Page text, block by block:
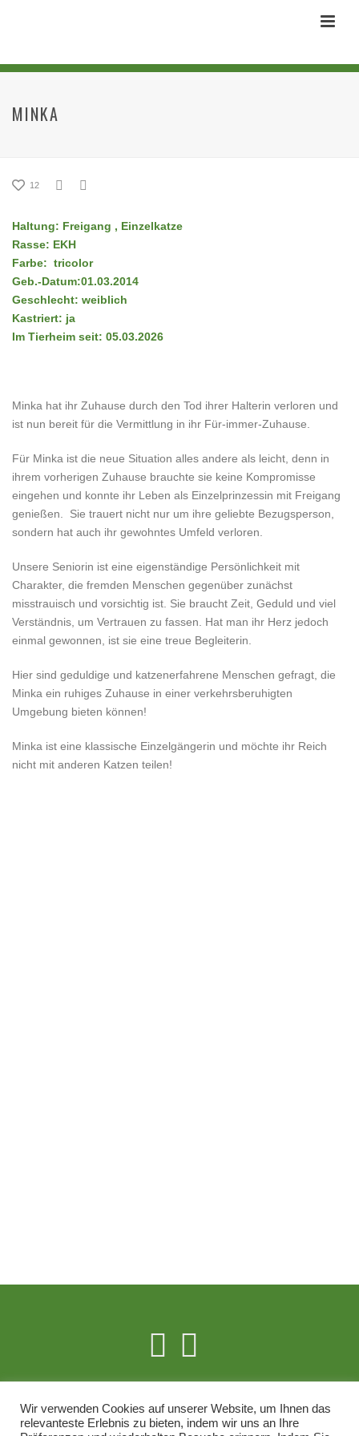
MINKA
12
Haltung: Freigang , Einzelkatze
Rasse: EKH
Farbe: tricolor
Geb.-Datum:01.03.2014
Geschlecht: weiblich
Kastriert: ja
Im Tierheim seit: 05.03.2026
Minka hat ihr Zuhause durch den Tod ihrer Halterin verloren und
ist nun bereit für die Vermittlung in ihr Für-immer-Zuhause.
Für Minka ist die neue Situation alles andere als leicht, denn in
ihrem vorherigen Zuhause brauchte sie keine Kompromisse
eingehen und konnte ihr Leben als Einzelprinzessin mit Freigang
genießen. Sie trauert nicht nur um ihre geliebte Bezugsperson,
sondern hat auch ihr gewohntes Umfeld verloren.
Unsere Seniorin ist eine eigenständige Persönlichkeit mit
Charakter, die fremden Menschen gegenüber zunächst
misstrauisch und vorsichtig ist. Sie braucht Zeit, Geduld und viel
Verständnis, um Vertrauen zu fassen. Hat man ihr Herz jedoch
einmal gewonnen, ist sie eine treue Begleiterin.
Hier sind geduldige und katzenerfahrene Menschen gefragt, die
Minka ein ruhiges Zuhause in einer verkehrsberuhigten
Umgebung bieten können!
Minka ist eine klassische Einzelgängerin und möchte ihr Reich
nicht mit anderen Katzen teilen!
RECHTLICHES
Wir verwenden Cookies auf unserer Website, um Ihnen das
relevanteste Erlebnis zu bieten, indem wir uns an Ihre